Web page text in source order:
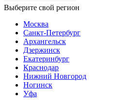
Выберите свой регион
Москва
Санкт-Петербург
Архангельск
Дзержинск
Екатеринбург
Краснодар
Нижний Новгород
Ногинск
Уфа